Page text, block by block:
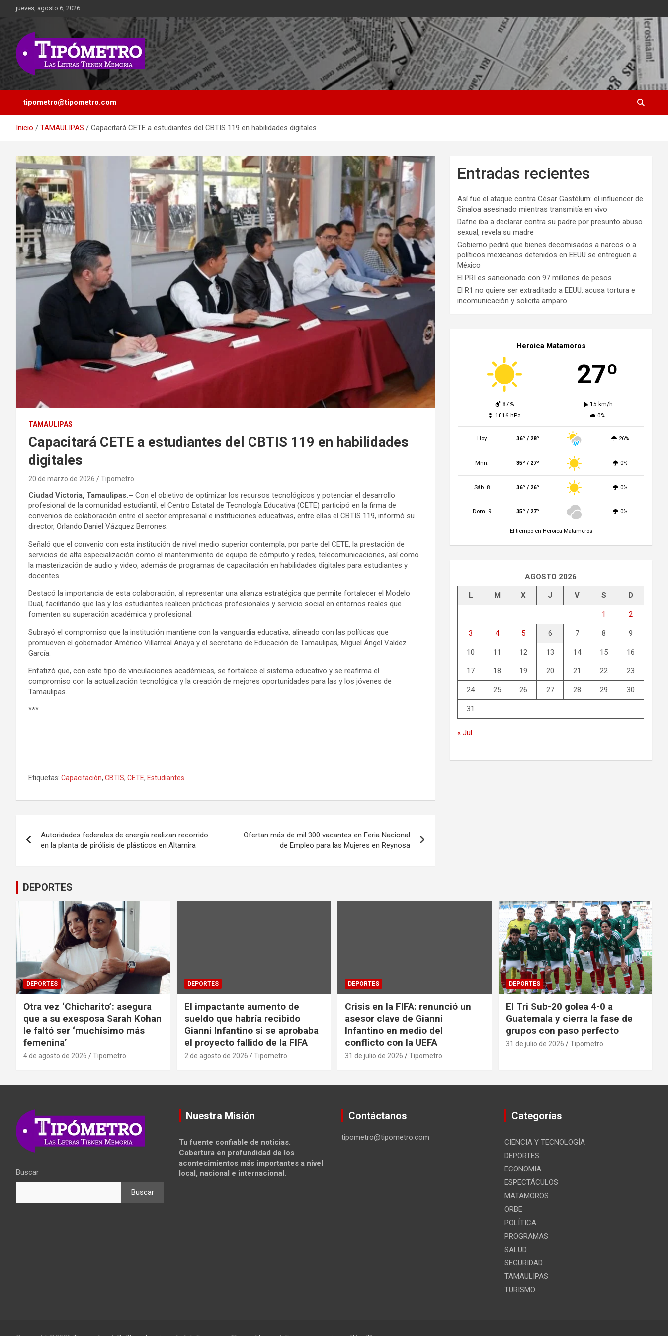
Saltarjueves, agosto 6, 2026
Tipometro
Las Letras Tienen Memoria
tipometro@tipometro.com
Inicio TAMAULIPAS Capacitará CETE a estudiantes del CBTIS 119 en habilidades digitales
TAMAULIPAS
Capacitará CETE a estudiantes del CBTIS 119 en habilidades
digitales
20 de marzo de 2026 Tipometro
Ciudad Victoria, Tamaulipas.– Con el objetivo de optimizar los recursos tecnológicos y potenciar el desarrollo
profesional de la comunidad estudiantil, el Centro Estatal de Tecnología Educativa (CETE) participó en la firma de
convenios de colaboración entre el sector empresarial e instituciones educativas, entre ellas el CBTIS 119, informó su
director, Orlando Daniel Vázquez Berrones.
Señaló que el convenio con esta institución de nivel medio superior contempla, por parte del CETE, la prestación de
servicios de alta especialización como el mantenimiento de equipo de cómputo y redes, telecomunicaciones, así como
la masterización de audio y video, además de programas de capacitación en habilidades digitales para estudiantes y
docentes.
Destacó la importancia de esta colaboración, al representar una alianza estratégica que permite fortalecer el Modelo
Dual, facilitando que las y los estudiantes realicen prácticas profesionales y servicio social en entornos reales que
fomenten su superación académica y profesional.
Subrayó el compromiso que la institución mantiene con la vanguardia educativa, alineado con las políticas que
promueven el gobernador Américo Villarreal Anaya y el secretario de Educación de Tamaulipas, Miguel Ángel Valdez
García.
Enfatizó que, con este tipo de vinculaciones académicas, se fortalece el sistema educativo y se reafirma el
compromiso con la actualización tecnológica y la creación de mejores oportunidades para las y los jóvenes de
Tamaulipas.
***
Etiquetas: Capacitación, CBTIS, CETE, Estudiantes
de
entradas
Autoridades federales de energía realizan recorrido
en la planta de pirólisis de plásticos en Altamira
Ofertan más de mil 300 vacantes en Feria Nacional
de Empleo para las Mujeres en Reynosa
Entradas recientes
Así fue el ataque contra César Gastélum: el influencer de
Sinaloa asesinado mientras transmitía en vivo
Dafne iba a declarar contra su padre por presunto abuso
sexual, revela su madre
Gobierno pedirá que bienes decomisados a narcos o a
políticos mexicanos detenidos en EEUU se entreguen a
México
El PRI es sancionado con 97 millones de pesos
El R1 no quiere ser extraditado a EEUU: acusa tortura e
incomunicación y solicita amparo
Heroica Matamoros
27º
87%
15 km/h
1016 hPa
0%
Hoy 36º / 28º 26%
Mñn. 35º / 27º 0%
Sáb. 8 36º / 26º 0%
Dom. 9 35º / 27º 0%
El tiempo en Heroica Matamoros
AGOSTO 2026
L M X J V S D
1 2
3 4 5 6 7 8 9
10 11 12 13 14 15 16
17 18 19 20 21 22 23
24 25 26 27 28 29 30
31
« Jul
DEPORTES
DEPORTES
Otra vez ‘Chicharito’: asegura
que a su exesposa Sarah Kohan
le faltó ser ‘muchísimo más
femenina’
4 de agosto de 2026 Tipometro
DEPORTES
El impactante aumento de
sueldo que habría recibido
Gianni Infantino si se aprobaba
el proyecto fallido de la FIFA
2 de agosto de 2026 Tipometro
DEPORTES
Crisis en la FIFA: renunció un
asesor clave de Gianni
Infantino en medio del
conflicto con la UEFA
31 de julio de 2026 Tipometro
DEPORTES
El Tri Sub-20 golea 4-0 a
Guatemala y cierra la fase de
grupos con paso perfecto
31 de julio de 2026 Tipometro
Buscar
Buscar
Nuestra Misión
Tu fuente confiable de noticias.
Cobertura en profundidad de los
acontecimientos más importantes a nivel
local, nacional e internacional.
Contáctanos
tipometro@tipometro.com
Categorías
CIENCIA Y TECNOLOGÍA
DEPORTES
ECONOMIA
ESPECTÁCULOS
MATAMOROS
ORBE
POLÍTICA
PROGRAMAS
SALUD
SEGURIDAD
TAMAULIPAS
TURISMO